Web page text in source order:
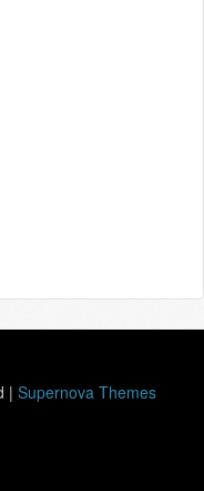
| Supernova Themes